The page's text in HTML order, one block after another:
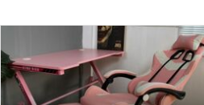
ưu điểm của từng thương hiệu chăn
ga gối đệm để biết tại sao nên mua
nhé!